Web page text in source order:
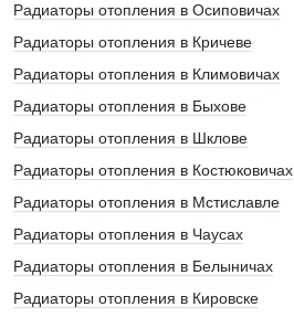
Радиаторы отопления в Осиповичах
Радиаторы отопления в Кричеве
Радиаторы отопления в Климовичах
Радиаторы отопления в Быхове
Радиаторы отопления в Шклове
Радиаторы отопления в Костюковичах
Радиаторы отопления в Мстиславле
Радиаторы отопления в Чаусах
Радиаторы отопления в Белыничах
Радиаторы отопления в Кировске